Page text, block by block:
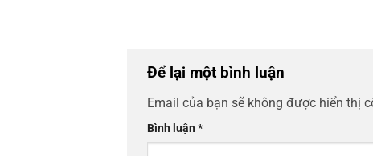
Để lại một bình luận
Email của bạn sẽ không được hiển thị
Bình luận*